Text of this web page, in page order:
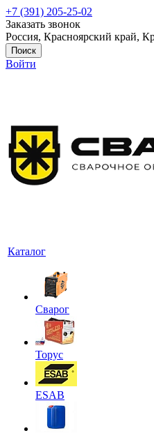
+7 (391) 205-25-02
Заказать звонок
Россия, Красноярский край,
Поиск
Войти
Каталог
Сварог
Торус
ESAB